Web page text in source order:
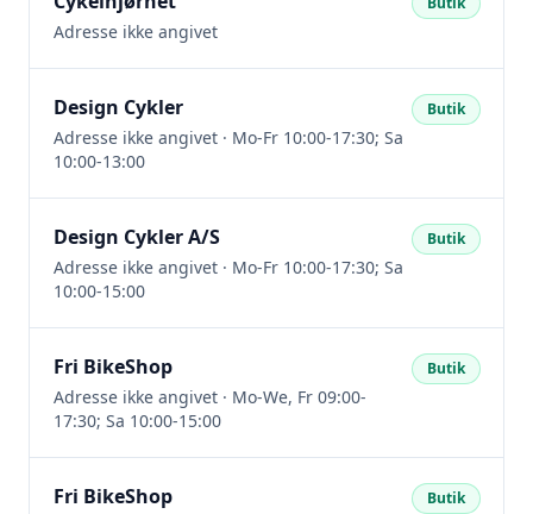
Adresse ikke angivet
Design Cykler
Adresse ikke angivet · Mo-Fr 10:00-17:30; Sa
10:00-13:00
Butik
Design Cykler A/S
Adresse ikke angivet · Mo-Fr 10:00-17:30; Sa
10:00-15:00
Butik
Fri BikeShop
Adresse ikke angivet · Mo-We, Fr 09:00-
17:30; Sa 10:00-15:00
Butik
Fri BikeShop Butik